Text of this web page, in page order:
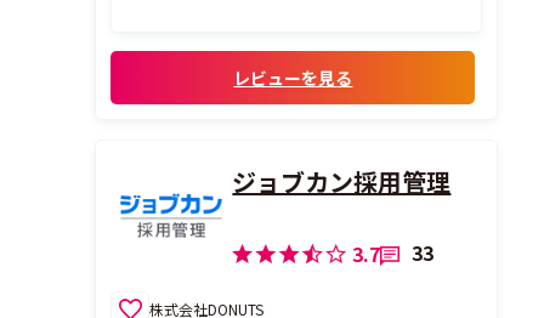
・自社の採用フローに応じた柔軟なカスタ
況に合わせてすぐに対応できるため、スピ
ード感...
レビューを見る
ジョブカン採用管理
3.7 33
株式会社DONUTS